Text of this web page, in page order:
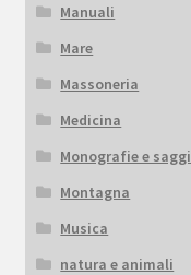
Manuali
Mare
Massoneria
Medicina
Monografie e saggi
Montagna
Musica
natura e animali